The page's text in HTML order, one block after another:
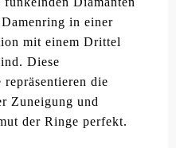
in einer
mit einem Drittel
Diese
repräsentieren die
Zuneigung und
der Ringe perfekt.